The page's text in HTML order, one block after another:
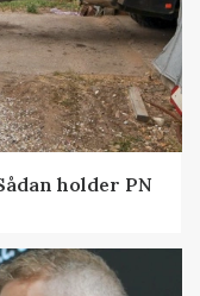
holder PN